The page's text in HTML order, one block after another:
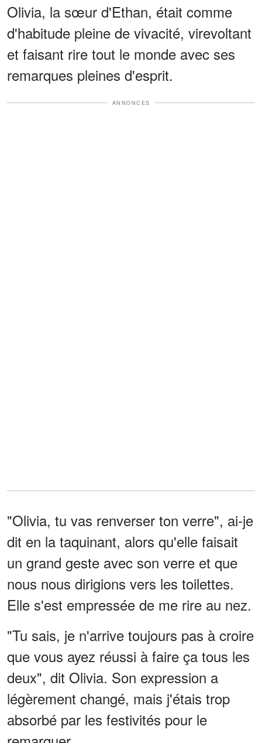
Olivia, la sœur d'Ethan, était comme
d'habitude pleine de vivacité, virevoltant
et faisant rire tout le monde avec ses
remarques pleines d'esprit.
ANNONCES
"Olivia, tu vas renverser ton verre", ai-je
dit en la taquinant, alors qu'elle faisait
un grand geste avec son verre et que
nous nous dirigions vers les toilettes.
Elle s'est empressée de me rire au nez.
"Tu sais, je n'arrive toujours pas à croire
que vous ayez réussi à faire ça tous les
deux", dit Olivia. Son expression a
légèrement changé, mais j'étais trop
absorbé par les festivités pour le